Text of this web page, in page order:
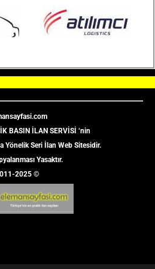
BASIN İLAN SERVİSİ ‘nin
Yönelik Seri İlan Web Sitesidir.
Yasaktır.
2025 ©